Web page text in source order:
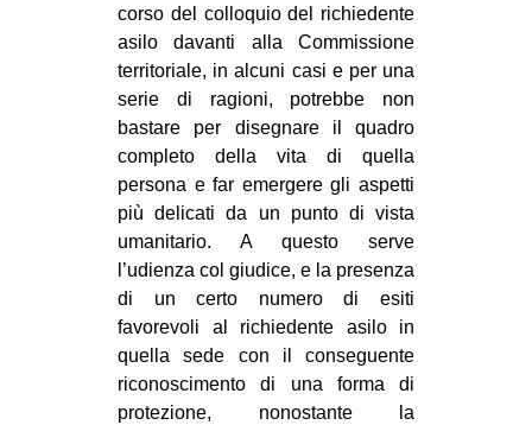
corso del colloquio del richiedente
asilo davanti alla Commissione
territoriale, in alcuni casi e per una
serie di ragioni, potrebbe non
bastare per disegnare il quadro
completo della vita di quella
persona e far emergere gli aspetti
più delicati da un punto di vista
umanitario. A questo serve
l’udienza col giudice, e la presenza
di un certo numero di esiti
favorevoli al richiedente asilo in
quella sede con il conseguente
riconoscimento di una forma di
protezione, nonostante la